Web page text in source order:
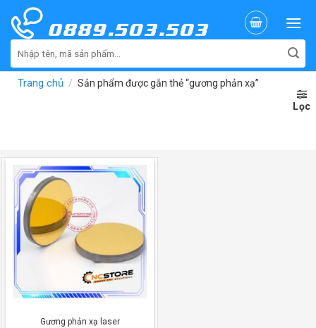
content
kiếm:
Trang chủ / Sản phẩm được gắn thẻ “gương phản xạ”
Lọc
Gương phản xạ laser